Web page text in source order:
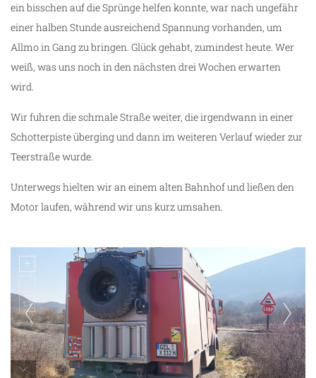
ein bisschen auf die Sprünge helfen konnte, war nach ungefähr
einer halben Stunde ausreichend Spannung vorhanden, um
Allmo in Gang zu bringen. Glück gehabt, zumindest heute. Wer
weiß, was uns noch in den nächsten drei Wochen erwarten
wird.
Wir fuhren die schmale Straße weiter, die irgendwann in einer
Schotterpiste überging und dann im weiteren Verlauf wieder zur
Teerstraße wurde.
Unterwegs hielten wir an einem alten Bahnhof und ließen den
Motor laufen, während wir uns kurz umsahen.